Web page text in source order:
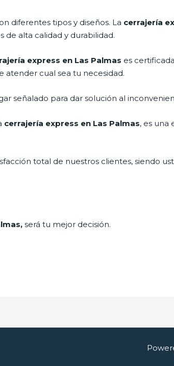
diferentes tipos y diseños. La cerrajería
de alta calidad y durabilidad.
express en Las Palmas es
atender cual sea tu necesidad.
señalado para dar solución al
cerrajería express en Las Palmas, es una
total de nuestros clientes, siendo
será tu mejor decisión.